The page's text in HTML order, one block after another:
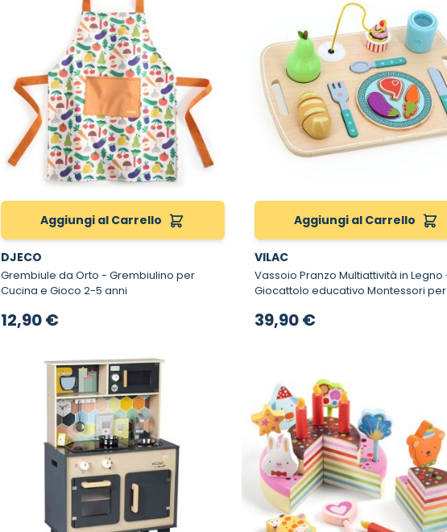
Aggiungi al Carrello
DJECO
Grembiule da Orto - Grembiulino per
Cucina e Gioco 2-5 anni
12,90 €
Aggiungi al Carrello
VILAC
Vassoio Pranzo Multiattività in Legno -
Giocattolo educativo Montessori per
39,90 €